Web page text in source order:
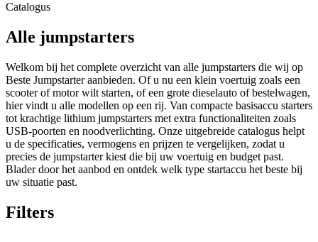
Catalogus
Alle jumpstarters
Welkom bij het complete overzicht van alle jumpstarters die wij op
Beste Jumpstarter aanbieden. Of u nu een klein voertuig zoals een
scooter of motor wilt starten, of een grote dieselauto of bestelwagen,
hier vindt u alle modellen op een rij. Van compacte basisaccu starters
tot krachtige lithium jumpstarters met extra functionaliteiten zoals
USB-poorten en noodverlichting. Onze uitgebreide catalogus helpt
u de specificaties, vermogens en prijzen te vergelijken, zodat u
precies de jumpstarter kiest die bij uw voertuig en budget past.
Blader door het aanbod en ontdek welk type startaccu het beste bij
uw situatie past.
Filters